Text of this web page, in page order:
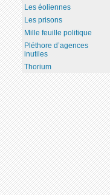
Les éoliennes
Les prisons
Mille feuille politique
Pléthore d’agences
inutiles
Thorium